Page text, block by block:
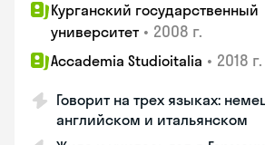
Курганский государственный
университет • 2008 г.
Accademia Studioitalia • 2018 г.
Говорит на трех языках:
английском и итальянском